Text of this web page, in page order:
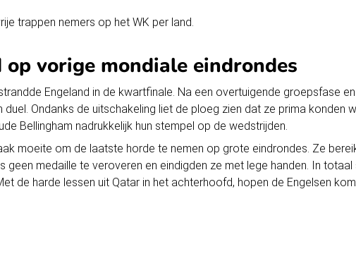
trappen nemers op het WK per land.
vorige mondiale eindrondes
Engeland in de kwartfinale. Na een overtuigende groepsfase
Ondanks de uitschakeling liet de ploeg zien dat ze prima konden
Bellingham nadrukkelijk hun stempel op de wedstrijden.
moeite om de laatste horde te nemen op grote eindrondes. Ze
geen medaille te veroveren en eindigden ze met lege handen. In
de harde lessen uit Qatar in het achterhoofd, hopen de Engelsen